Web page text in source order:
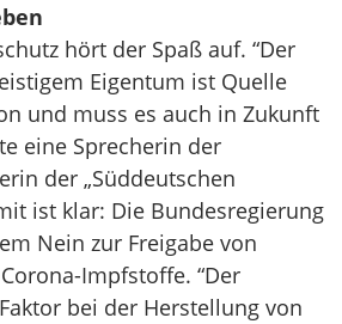
hört der Spaß auf. “Der
Eigentum ist Quelle
und muss es auch in Zukunft
eine Sprecherin der
der „Süddeutschen
ist klar: Die Bundesregierung
Nein zur Freigabe von
Impfstoffe. “Der
bei der Herstellung von